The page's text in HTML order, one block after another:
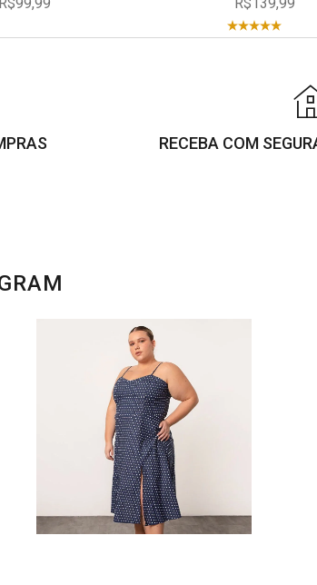
RECEBA COM